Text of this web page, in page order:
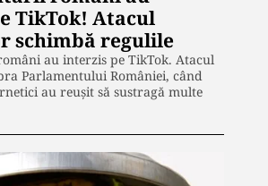
TikTok! Atacul
schimbă regulile
au interzis pe TikTok. Atacul
Parlamentului României, când
au reușit să sustragă multe